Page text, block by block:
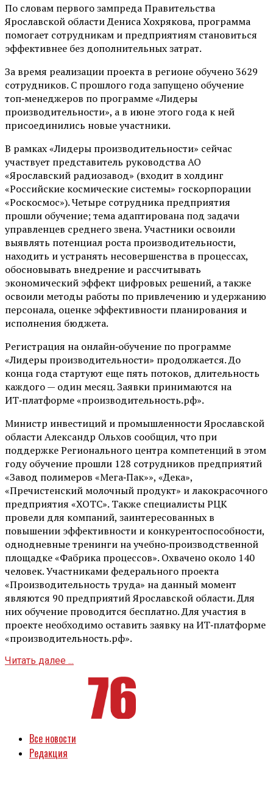
По словам первого зампреда Правительства
Ярославской области Дениса Хохрякова, программа
помогает сотрудникам и предприятиям становиться
эффективнее без дополнительных затрат.
За время реализации проекта в регионе обучено 3629
сотрудников. С прошлого года запущено обучение
топ‑менеджеров по программе «Лидеры
производительности», а в июне этого года к ней
присоединились новые участники.
В рамках «Лидеры производительности» сейчас
участвует представитель руководства АО
«Ярославский радиозавод» (входит в холдинг
«Российские космические системы» госкорпорации
«Роскосмос»). Четыре сотрудника предприятия
прошли обучение; тема адаптирована под задачи
управленцев среднего звена. Участники освоили
выявлять потенциал роста производительности,
находить и устранять несовершенства в процессах,
обосновывать внедрение и рассчитывать
экономический эффект цифровых решений, а также
освоили методы работы по привлечению и удержанию
персонала, оценке эффективности планирования и
исполнения бюджета.
Регистрация на онлайн‑обучение по программе
«Лидеры производительности» продолжается. До
конца года стартуют еще пять потоков, длительность
каждого — один месяц. Заявки принимаются на
ИТ‑платформе «производительность.рф».
Министр инвестиций и промышленности Ярославской
области Александр Ольхов сообщил, что при
поддержке Регионального центра компетенций в этом
году обучение прошли 128 сотрудников предприятий
«Завод полимеров «Мега‑Пак»», «Дека»,
«Пречистенский молочный продукт» и лакокрасочного
предприятия «ХОТС». Также специалисты РЦК
провели для компаний, заинтересованных в
повышении эффективности и конкурентоспособности,
однодневные тренинги на учебно‑производственной
площадке «Фабрика процессов». Охвачено около 140
человек. Участниками федерального проекта
«Производительность труда» на данный момент
являются 90 предприятий Ярославской области. Для
них обучение проводится бесплатно. Для участия в
проекте необходимо оставить заявку на ИТ‑платформе
«производительность.рф».
Читать далее ...
Все новости
Редакция